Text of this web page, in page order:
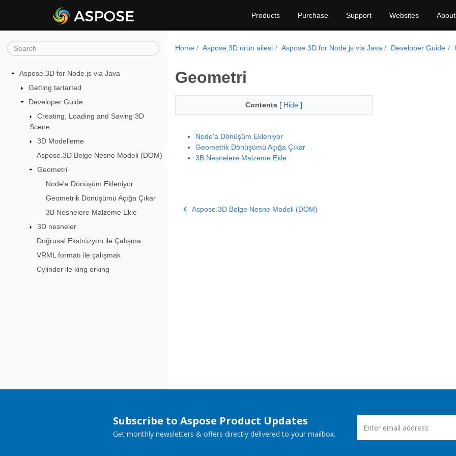
Products Purchase Support Websites About
Aspose.3D for Node.js via Java
Getting tartarted
Developer Guide
Creating, Loading and Saving 3D
Scene
3D Modelleme
Aspose.3D Belge Nesne Modeli (DOM)
Geometri
Node'a Dönüşüm Ekleniyor
Geometrik Dönüşümü Açığa Çıkar
3B Nesnelere Malzeme Ekle
3D nesneler
Doğrusal Ekstrüzyon ile Çalışma
VRML formatı ile çalışmak
Cylinder ile king orking
Home Aspose.3D ürün ailesi Aspose.3D for Node.js via Java Developer Guide
Geometri
Contents [ Hide ]
Node'a Dönüşüm Ekleniyor
Geometrik Dönüşümü Açığa Çıkar
3B Nesnelere Malzeme Ekle
Aspose.3D Belge Nesne Modeli (DOM)
Subscribe to Aspose Product Updates
Get monthly newsletters & offers directly delivered to your mailbox.